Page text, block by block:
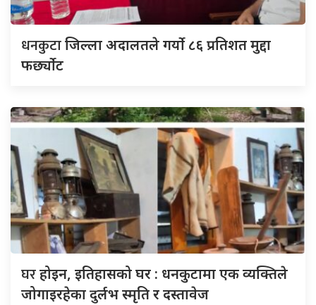
धनकुटाजिल्ला अदालतले गर्यो ८६ प्रतिशत मुद्दा
फर्छ्योट
घरहोइन, इतिहासको घर : धनकुटामा एक व्यक्तिले
जोगाइरहेका दुर्लभ स्मृति र दस्तावेज